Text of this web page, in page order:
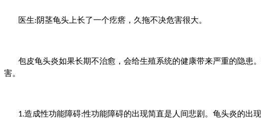
医生:阴茎龟头上长了一个疙瘩，久拖不决危害很大。
包皮龟头炎如果长期不治愈，会给生殖系统的健康带来严重的隐患
害。
1.造成性功能障碍:性功能障碍的出现简直是人间悲剧。龟头炎的出